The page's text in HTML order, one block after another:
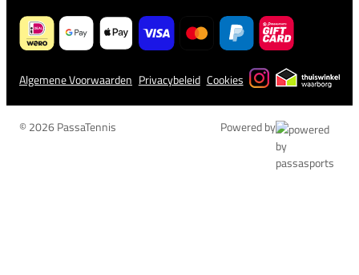
Algemene Voorwaarden Privacybeleid Cookies
© 2026 PassaTennis Powered by